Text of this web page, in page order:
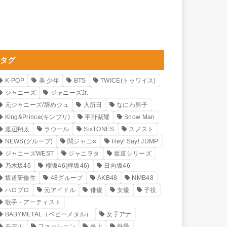
タグ
K-POP 美 少年 BTS
TWICE(トゥワイス)
ジャニーズ
ジャニーズJr.
元ジャニーズ/辞めジュ
入所日
なにわ男子
King&Prince(キンプリ)
平野紫耀
Snow Man
渡辺翔太
ラウール SixTONES
スノスト
NEWS(グループ)
関ジャニ∞
Hey! Say! JUMP
ジャニーズWEST
ジャニヲタ
坂道シリーズ
乃木坂46
櫻坂46(欅坂46)
日向坂46
坂道研修生
48グループ AKB48
NMB48
ハロプロ
元アイドル 俳優 女優
子役
歌手・アーティスト
BABYMETAL（ベビーメタル）
女子アナ